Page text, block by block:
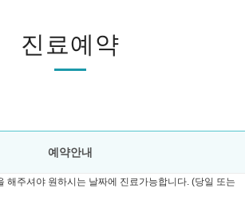
진료예약
예약안내
해주셔야 원하시는 날짜에 진료가능합니다. (당일 또는